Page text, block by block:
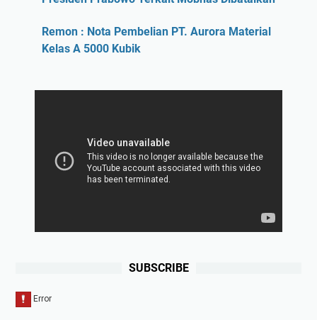
Remon : Nota Pembelian PT. Aurora Material
Kelas A 5000 Kubik
SUBSCRIBE